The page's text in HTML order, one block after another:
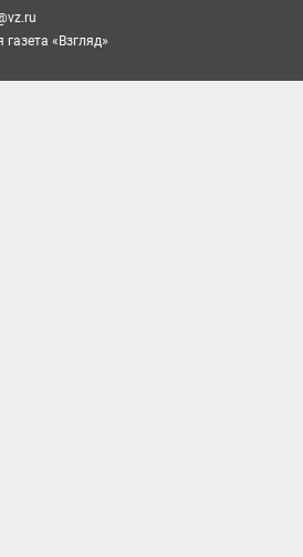
«Взгляд»